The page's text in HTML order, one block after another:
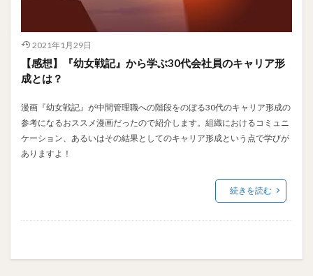
2021年1月29日
【感想】『幼女戦記』から学ぶ30代会社員のキャリア形
成とは？
漫画『幼女戦記』が中間管理職への階段をのぼる30代のキャリア形成の
参考になるおススメ漫画だったので紹介します。組織におけるコミュニ
ケーション、あるいはその結果としてのキャリア形成という点で学びが
ありますよ！
続きを読む